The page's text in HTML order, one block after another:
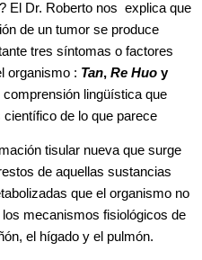
El Dr. Roberto nos explica que
de un tumor se produce
tres síntomas o factores
organismo : Tan, Re Huo y
lingüística que
de lo que parece
tisular nueva que surge
de aquellas sustancias
que el organismo no
mecanismos fisiológicos de
el hígado y el pulmón.